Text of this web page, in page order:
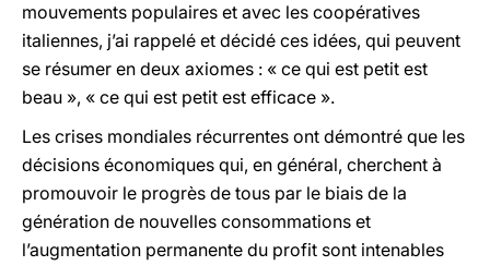
mouvements populaires et avec les coopératives
italiennes, j’ai rappelé et décidé ces idées, qui peuvent
se résumer en deux axiomes : « ce qui est petit est
beau », « ce qui est petit est efficace ».
Les crises mondiales récurrentes ont démontré que les
décisions économiques qui, en général, cherchent à
promouvoir le progrès de tous par le biais de la
génération de nouvelles consommations et
l’augmentation permanente du profit sont intenables